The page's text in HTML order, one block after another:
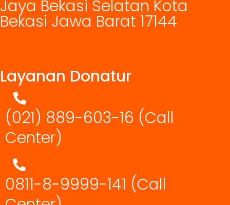
Jaya Bekasi Selatan Kota
Bekasi Jawa Barat 17144
Layanan Donatur
(021) 889-603-16 (Call
Center)
0811-8-9999-141 (Call